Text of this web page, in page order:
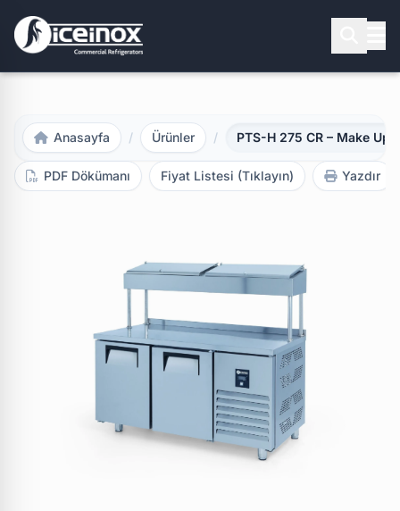
Aramak için Enter'a basınız
Anasayfa / Ürünler / PTS-H 275 CR – Make Up
PDF Dökümanı Fiyat Listesi (Tıklayın) Yazdır